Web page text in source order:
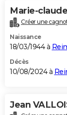
Marie-
Créer une
Naissance
18/03/1944 à
Décès
10/08/2024 à
Jean